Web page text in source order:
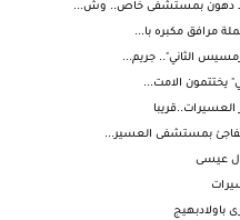
دهون بمستشفى خاص.. وش...
مرافق مكبره با...
الثاني".. جريم...
يختتمون الامت...
بمستشفى العسير...
ال عيسى
باولادبهيج